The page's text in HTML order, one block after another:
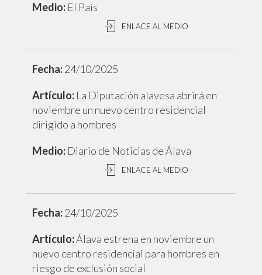
El País
ENLACE AL MEDIO
24/10/2025
La Diputación alavesa abrirá en
noviembre un nuevo centro residencial
dirigido a hombres
Diario de Noticias de Álava
ENLACE AL MEDIO
24/10/2025
Álava estrena en noviembre un
nuevo centro residencial para hombres en
riesgo de exclusión social